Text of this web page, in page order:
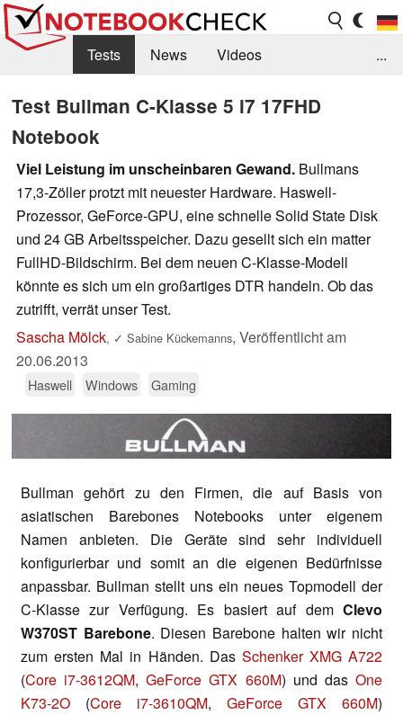
Tests News
Videos
Kaufberatung
Forum
...
Test Bullman C-Klasse 5 i7 17FHD
Notebook
Viel Leistung im unscheinbaren Gewand. Bullmans
17,3-Zöller protzt mit neuester Hardware. Haswell-
Prozessor, GeForce-GPU, eine schnelle Solid State Disk
und 24 GB Arbeitsspeicher. Dazu gesellt sich ein matter
FullHD-Bildschirm. Bei dem neuen C-Klasse-Modell
könnte es sich um ein großartiges DTR handeln. Ob das
zutrifft, verrät unser Test.
Sascha Mölck, ✓ Sabine Kückemanns, Veröffentlicht am
20.06.2013
Haswell Windows Gaming
Bullman gehört zu den Firmen, die auf Basis von
asiatischen Barebones Notebooks unter eigenem
Namen anbieten. Die Geräte sind sehr individuell
konfigurierbar und somit an die eigenen Bedürfnisse
anpassbar. Bullman stellt uns ein neues Topmodell der
C-Klasse zur Verfügung. Es basiert auf dem Clevo
W370ST Barebone. Diesen Barebone halten wir nicht
zum ersten Mal in Händen. Das Schenker XMG A722
(Core i7-3612QM,GeForce GTX 660M) und dasOne
K73-2O (Core i7-3610QM, GeForce GTX 660M)